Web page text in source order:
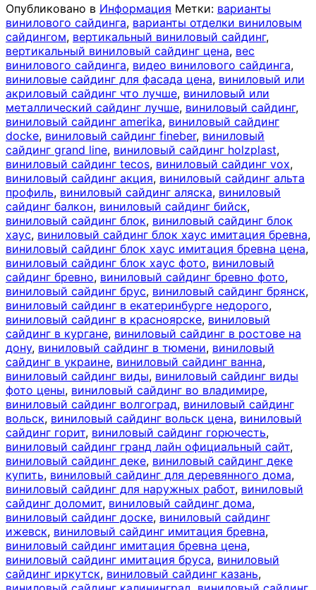
Опубликовано в Информация Метки: варианты
винилового сайдинга, варианты отделки виниловым
сайдингом, вертикальный виниловый сайдинг,
вертикальный виниловый сайдинг цена, вес
винилового сайдинга, видео винилового сайдинга,
виниловые сайдинг для фасада цена, виниловый или
акриловый сайдинг что лучше, виниловый или
металлический сайдинг лучше, виниловый сайдинг,
виниловый сайдинг amerika, виниловый сайдинг
docke, виниловый сайдинг fineber, виниловый
сайдинг grand line, виниловый сайдинг holzplast,
виниловый сайдинг tecos, виниловый сайдинг vox,
виниловый сайдинг акция, виниловый сайдинг альта
профиль, виниловый сайдинг аляска, виниловый
сайдинг балкон, виниловый сайдинг бийск,
виниловый сайдинг блок, виниловый сайдинг блок
хаус, виниловый сайдинг блок хаус имитация бревна,
виниловый сайдинг блок хаус имитация бревна цена,
виниловый сайдинг блок хаус фото, виниловый
сайдинг бревно, виниловый сайдинг бревно фото,
виниловый сайдинг брус, виниловый сайдинг брянск,
виниловый сайдинг в екатеринбурге недорого,
виниловый сайдинг в красноярске, виниловый
сайдинг в кургане, виниловый сайдинг в ростове на
дону, виниловый сайдинг в тюмени, виниловый
сайдинг в украине, виниловый сайдинг ванна,
виниловый сайдинг виды, виниловый сайдинг виды
фото цены, виниловый сайдинг во владимире,
виниловый сайдинг волгоград, виниловый сайдинг
вольск, виниловый сайдинг вольск цена, виниловый
сайдинг горит, виниловый сайдинг горючесть,
виниловый сайдинг гранд лайн официальный сайт,
виниловый сайдинг деке, виниловый сайдинг деке
купить, виниловый сайдинг для деревянного дома,
виниловый сайдинг для наружных работ, виниловый
сайдинг доломит, виниловый сайдинг дома,
виниловый сайдинг доске, виниловый сайдинг
ижевск, виниловый сайдинг имитация бревна,
виниловый сайдинг имитация бревна цена,
виниловый сайдинг имитация бруса, виниловый
сайдинг иркутск, виниловый сайдинг казань,